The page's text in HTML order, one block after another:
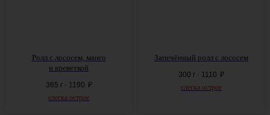
Ролл с лососем, манго
и креветкой
365 г · 1190 ₽
слегка острое
Запечённый ролл с лососем
300 г · 1110 ₽
слегка острое